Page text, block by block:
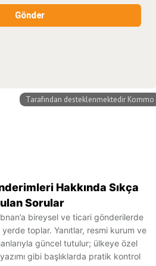
Hakkında Sıkça
Sorular
bireysel ve ticari gönderilerde
yerde toplar. Yanıtlar, resmi kurum ve
güncel tutulur; ülkeye özel
gibi başlıklarda pratik kontrol